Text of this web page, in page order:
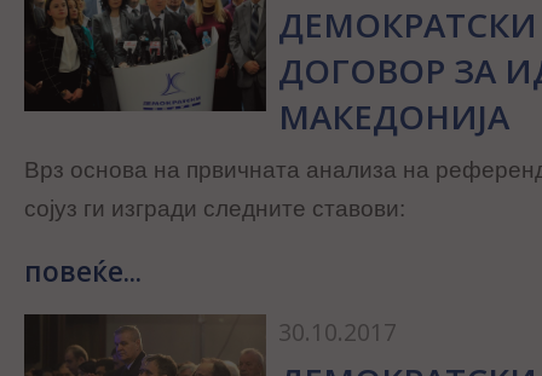
ДЕМОКРАТСКИ
ДОГОВОР ЗА
МАКЕДОНИЈА
Врз основа на првичната анализа на
сојуз ги изгради следните ставови:
повеќе...
30.10.2017